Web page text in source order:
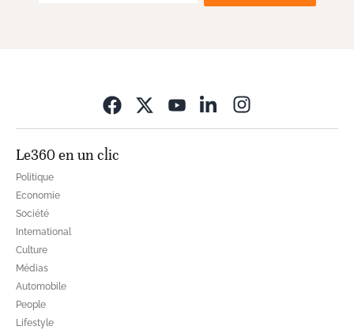
Le360 en un clic
Politique
Economie
Société
International
Culture
Médias
Automobile
People
Lifestyle